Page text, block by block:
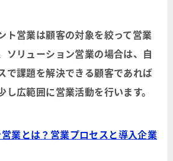
ト営業は顧客の対象を絞って営業
ソリューション営業の場合は、自
で課題を解決できる顧客であれば
広範囲に営業活動を行います。
業とは？営業プロセスと導入企業